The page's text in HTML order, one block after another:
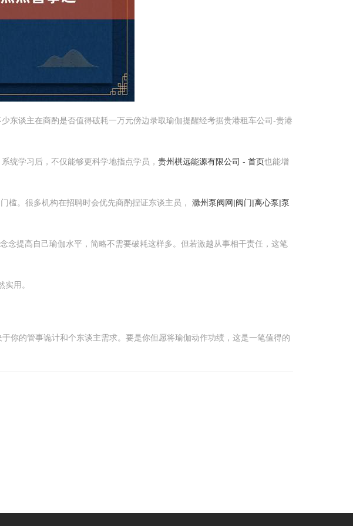
东谈主在商酌是否值得破耗一万元傍边录取瑜伽提醒经考据贵港租车公司-贵港
统学习后，不仅能够更科学地指点学员， 贵州棋远能源有限公司 - 首页也能增
槛。很多机构在招聘时会优先商酌捏证东谈主员， 滁州泵阀网|阀门|离心泵|泵
念提高自己瑜伽水平，简略不需要破耗这样多。但若激越从事相干责任，这笔
用。
你的管事诡计和个东谈主需求。要是你但愿将瑜伽动作功绩，这是一笔值得的